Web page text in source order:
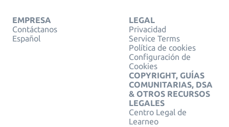
EMPRESA
Contáctanos
Español
LEGAL
Privacidad
Service Terms
Política de cookies
Configuración de
Cookies
COPYRIGHT, GUÍAS
COMUNITARIAS, DSA
& OTROS RECURSOS
LEGALES
Centro Legal de
Learneo